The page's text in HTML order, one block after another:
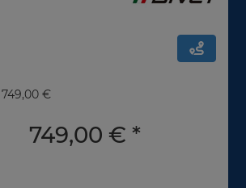
€
749,00 € *